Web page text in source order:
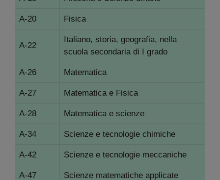
A-20 Fisica
A-22
Italiano, storia, geografia, nella
scuola secondaria di I grado
A-26 Matematica
A-27 Matematica e Fisica
A-28 Matematica e scienze
A-34 Scienze e tecnologie chimiche
A-42 Scienze e tecnologie meccaniche
A-47 Scienze matematiche applicate